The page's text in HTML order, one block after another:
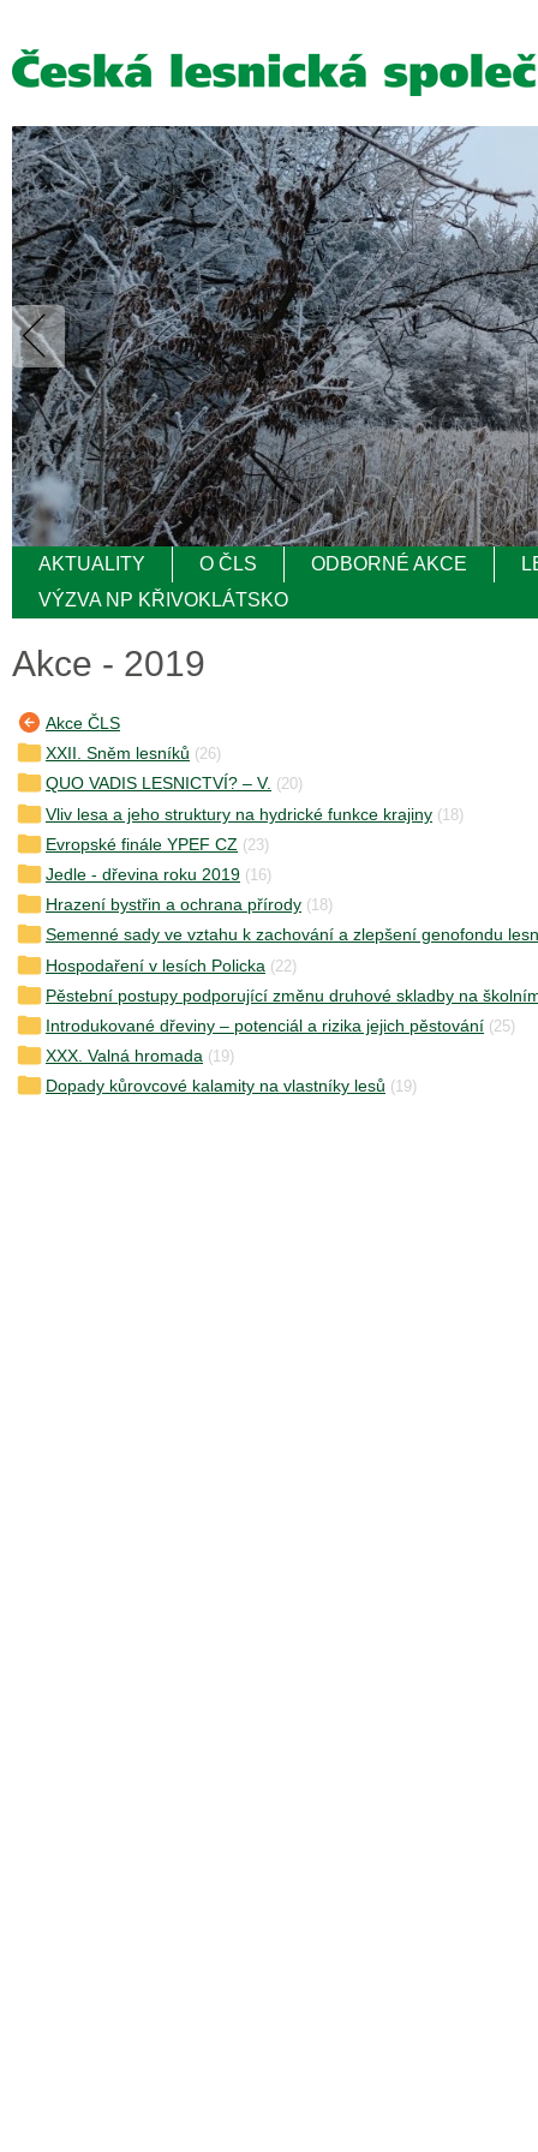
AKTUALITY O ČLS ODBORNÉ AKCE
VÝZVA NP KŘIVOKLÁTSKO
Akce - 2019
Akce ČLS
XXII. Sněm lesníků (26)
QUO VADIS LESNICTVÍ? – V. (20)
Vliv lesa a jeho struktury na hydrické funkce krajiny (18)
Evropské finále YPEF CZ (23)
Jedle - dřevina roku 2019 (16)
Hrazení bystřin a ochrana přírody (18)
Semenné sady ve vztahu k zachování a zlepšení genofondu
Hospodaření v lesích Policka (22)
Pěstební postupy podporující změnu druhové skladby na
Introdukované dřeviny – potenciál a rizika jejich pěstování (25)
XXX. Valná hromada (19)
Dopady kůrovcové kalamity na vlastníky lesů (19)